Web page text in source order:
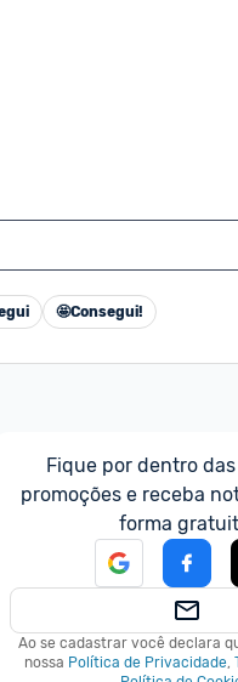
🤩Consegui!
Fique por dentro
promoções e receba
forma
Ao se cadastrar você declara
nossa Política de Privacidade,